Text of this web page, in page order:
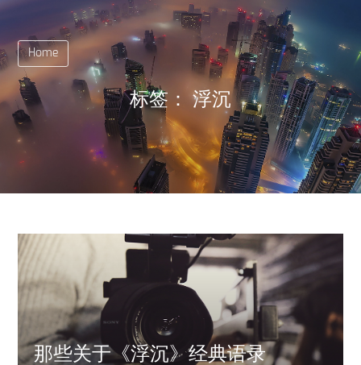
Home
标签：浮沉
那些关于《浮沉》经典语录